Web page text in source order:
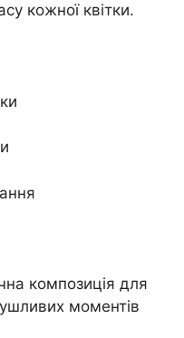
кожної квітки.
композиція для
моментів